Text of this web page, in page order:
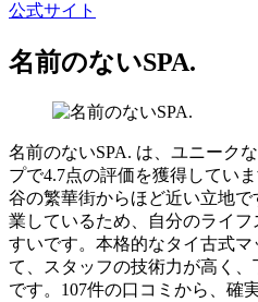
公式サイト
名前のないSPA.
名前のないSPA. は、ユニーク
プで4.7点の評価を獲得してい
谷の繁華街からほど近い立地
業しているため、自分のライ
すいです。本格的なタイ古式
て、スタッフの技術力が高く
です。107件の口コミから、確